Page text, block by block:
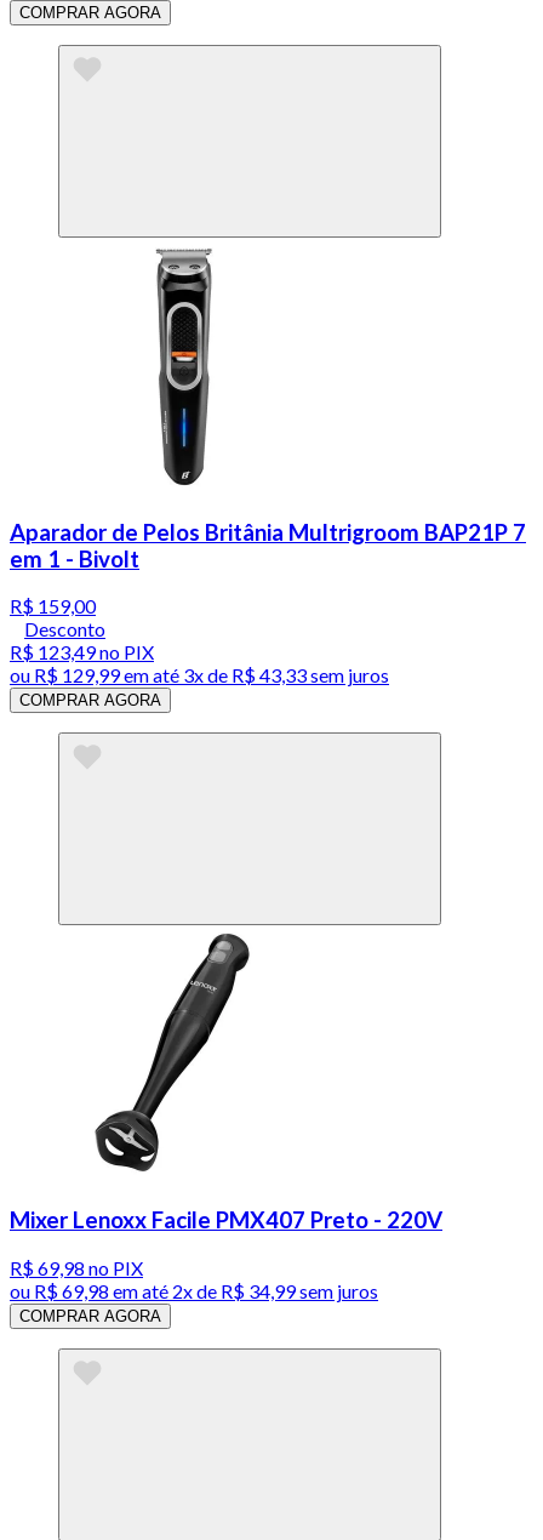
COMPRAR AGORA
Aparador de Pelos Britânia Multrigroom BAP21P 7
em 1 - Bivolt
R$ 159,00
Desconto
R$ 123,49no PIX
ou R$ 129,99em até 3x de R$ 43,33 sem juros
COMPRAR AGORA
Mixer Lenoxx Facile PMX407 Preto - 220V
R$ 69,98 no PIX
ou R$ 69,98 em até 2x de R$ 34,99 sem juros
COMPRAR AGORA